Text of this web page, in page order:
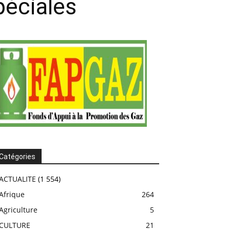
(1 554)
264
5
21